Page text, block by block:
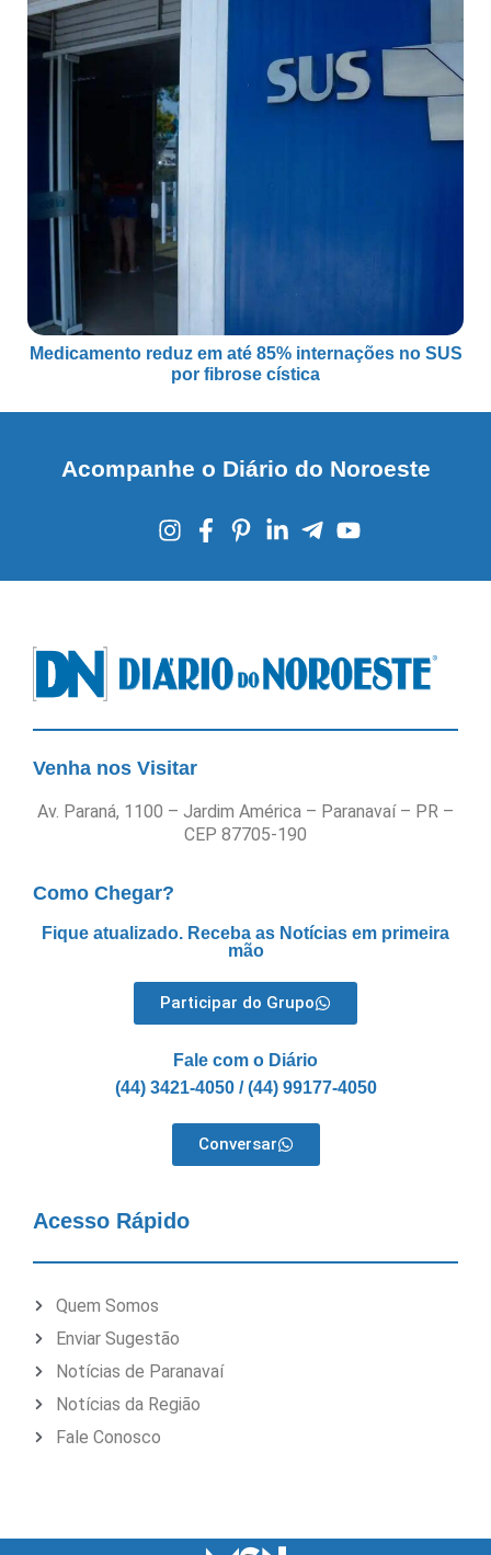
Medicamento reduz em até 85% internações no SUS
por fibrose cística
Acompanhe o Diário do Noroeste
Venha nos Visitar
Av. Paraná, 1100 – Jardim América – Paranavaí – PR –
CEP 87705-190
Como Chegar?
Fique atualizado. Receba as Notícias em primeira
mão
Participar do Grupo
Fale com o Diário
(44) 3421-4050 / (44) 99177-4050
Conversar
Acesso Rápido
Quem Somos
Enviar Sugestão
Notícias de Paranavaí
Notícias da Região
Fale Conosco